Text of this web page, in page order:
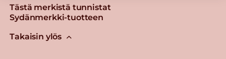
Tästä merkistä tunnistat
Sydänmerkki-tuotteen
Takaisin ylös